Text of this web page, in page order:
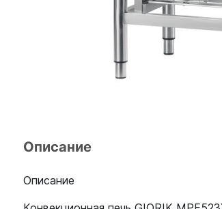
Описание
Описание